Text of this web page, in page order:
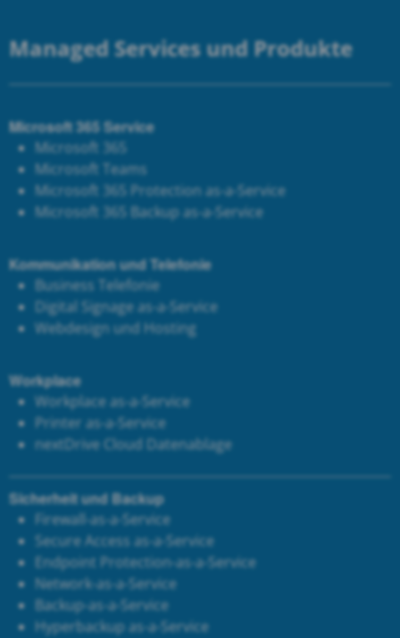
Managed Services und Produkte
Microsoft 365 Service
Microsoft 365
Microsoft Teams
Microsoft 365 Protection as-a-Service
Microsoft 365 Backup as-a-Service
Kommunikation und Telefonie
Business Telefonie
Digital Signage as-a-Service
Webdesign und Hosting
Workplace
Workplace as-a-Service
Printer as-a-Service
nextDrive Cloud Datenablage
Sicherheit und Backup
Firewall-as-a-Service
Secure Access as-a-Service
Endpoint Protection-as-a-Service
Network-as-a-Service
Backup-as-a-Service
Hyperbackup as-a-Service